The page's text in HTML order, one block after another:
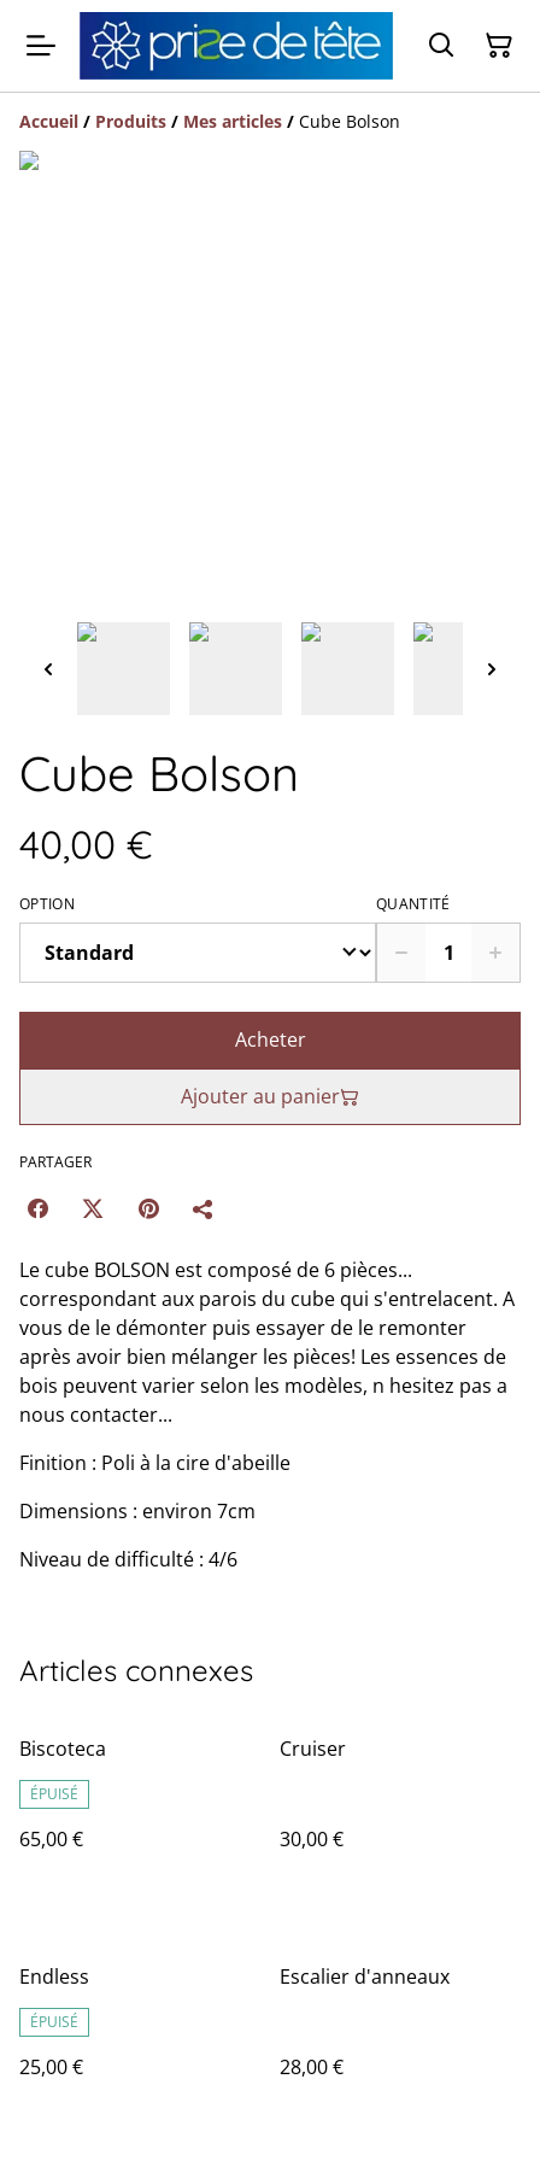
Accueil / Produits / Mes articles / Cube Bolson
Cube Bolson
40,00 €
OPTION QUANTITÉ
Acheter
Ajouter au panier
PARTAGER
Le cube BOLSON est composé de 6 pièces...
correspondant aux parois du cube qui s'entrelacent. A
vous de le démonter puis essayer de le remonter
après avoir bien mélanger les pièces! Les essences de
bois peuvent varier selon les modèles, n hesitez pas a
nous contacter...
Finition : Poli à la cire d'abeille
Dimensions : environ 7cm
Niveau de difficulté : 4/6
Articles connexes
Biscoteca
ÉPUISÉ
65,00 €
Cruiser
30,00 €
Endless
ÉPUISÉ
25,00 €
Escalier d'anneaux
28,00 €